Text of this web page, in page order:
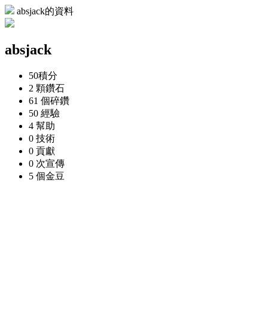
absjack的資料
absjack
50積分
2 顆鑽石
61 個碎鑽
50 經驗
4 幫助
0 技術
0 貢獻
0 次宣傳
5 個金豆